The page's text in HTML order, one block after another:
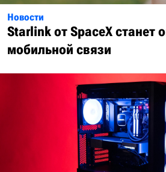
Новости
Starlink от SpaceX станет
мобильной связи